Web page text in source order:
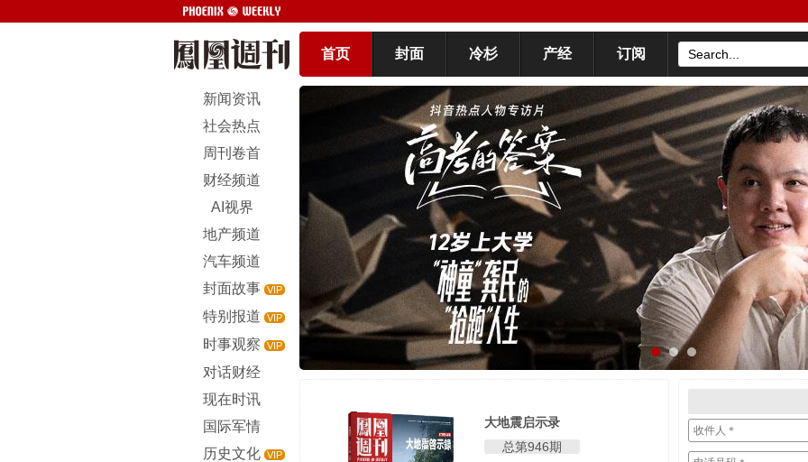
首页 封面 冷杉 产经 订阅
新闻资讯
社会热点
周刊卷首
财经频道
AI视界
地产频道
汽车频道
封面故事 VIP
特别报道 VIP
时事观察 VIP
对话财经
现在时讯
国际军情
历史文化 VIP
大地震启示录
总第946期